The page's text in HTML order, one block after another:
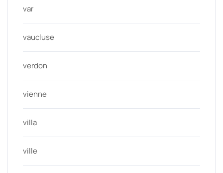
var
vaucluse
verdon
vienne
villa
ville